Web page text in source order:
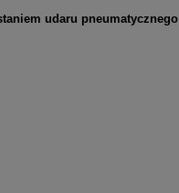
udaru pneumatycznego